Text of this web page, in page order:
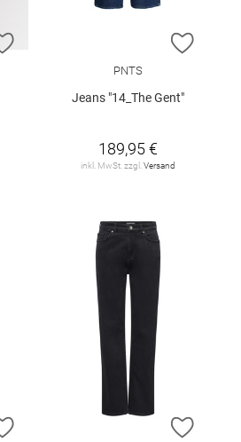
ZUR WUNSCHLISTE HINZUFÜGEN
ZUR
PNTS
Jeans "14_The Gent"
189,95 €
inkl. MwSt. zzgl. Versand
ZUR WUNSCHLISTE HINZUFÜGEN
ZUR